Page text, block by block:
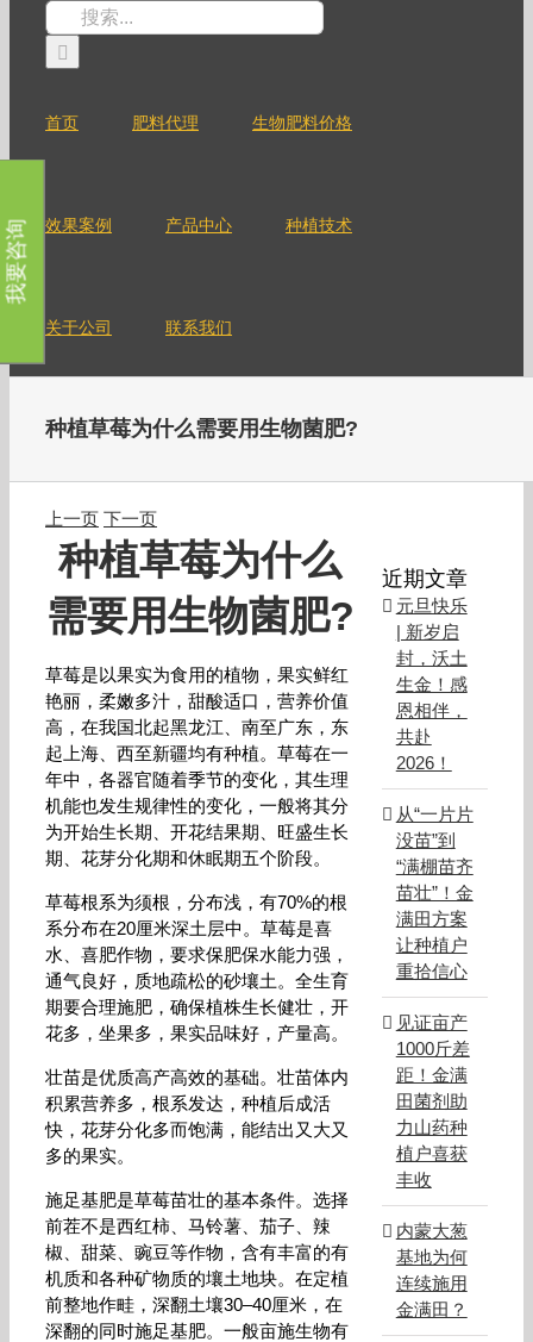
搜
索：
首页 肥料代理 生物肥料价格
效果案例 产品中心 种植技术
关于公司 联系我们
种植草莓为什么需要用生物菌肥?
上一页 下一页
种植草莓为什么
需要用生物菌肥?
草莓是以果实为食用的植物，果实鲜红
艳丽，柔嫩多汁，甜酸适口，营养价值
高，在我国北起黑龙江、南至广东，东
起上海、西至新疆均有种植。草莓在一
年中，各器官随着季节的变化，其生理
机能也发生规律性的变化，一般将其分
为开始生长期、开花结果期、旺盛生长
期、花芽分化期和休眠期五个阶段。
草莓根系为须根，分布浅，有70%的根
系分布在20厘米深土层中。草莓是喜
水、喜肥作物，要求保肥保水能力强，
通气良好，质地疏松的砂壤土。全生育
期要合理施肥，确保植株生长健壮，开
花多，坐果多，果实品味好，产量高。
壮苗是优质高产高效的基础。壮苗体内
积累营养多，根系发达，种植后成活
快，花芽分化多而饱满，能结出又大又
多的果实。
施足基肥是草莓苗壮的基本条件。选择
前茬不是西红柿、马铃薯、茄子、辣
椒、甜菜、豌豆等作物，含有丰富的有
机质和各种矿物质的壤土地块。在定植
前整地作畦，深翻土壤30–40厘米，在
深翻的同时施足基肥。一般亩施生物有
近期文章
元旦快乐
| 新岁启
封，沃土
生金！感
恩相伴，
共赴
2026！
从“一片片
没苗”到
“满棚苗齐
苗壮”！金
满田方案
让种植户
重拾信心
见证亩产
1000斤差
距！金满
田菌剂助
力山药种
植户喜获
丰收
内蒙大葱
基地为何
连续施用
金满田？
我要咨询